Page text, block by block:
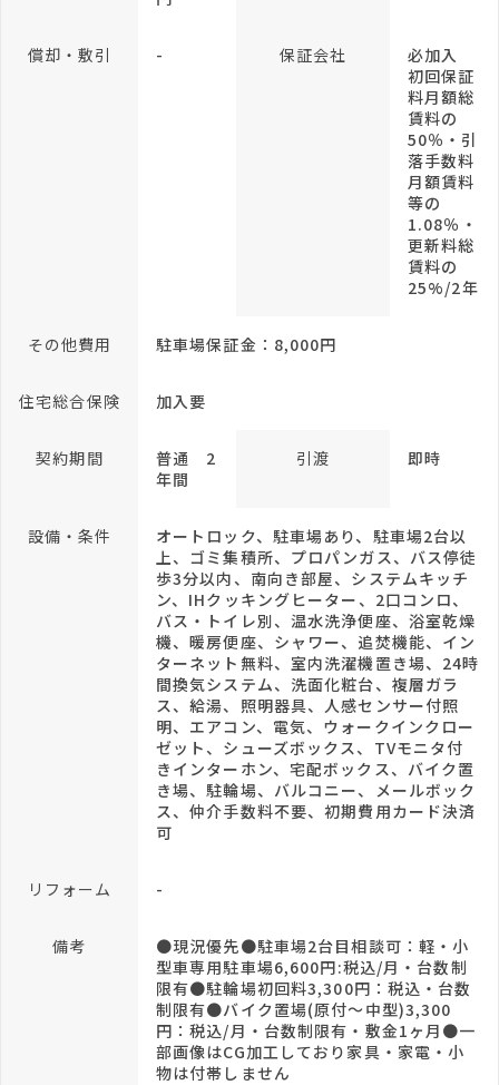
償却・敷引 - 保証会社
必加入
初回保証
料月額総
賃料の
50％・引
落手数料
月額賃料
等の
1.08％・
更新料総
賃料の
25%/2年
その他費用 駐車場保証金：8,000円
住宅総合保険 加入要
契約期間
普通 2
年間
引渡 即時
設備・条件
オートロック、駐車場あり、駐車場2台以
上、ゴミ集積所、プロパンガス、バス停徒
歩3分以内、南向き部屋、システムキッチ
ン、IHクッキングヒーター、2口コンロ、
バス・トイレ別、温水洗浄便座、浴室乾燥
機、暖房便座、シャワー、追焚機能、イン
ターネット無料、室内洗濯機置き場、24時
間換気システム、洗面化粧台、複層ガラ
ス、給湯、照明器具、人感センサー付照
明、エアコン、電気、ウォークインクロー
ゼット、シューズボックス、TVモニタ付
きインターホン、宅配ボックス、バイク置
き場、駐輪場、バルコニー、メールボック
ス、仲介手数料不要、初期費用カード決済
可
リフォーム -
備考
●現況優先●駐車場2台目相談可：軽・小
型車専用駐車場6,600円:税込/月・台数制
限有●駐輪場初回料3,300円：税込・台数
制限有●バイク置場(原付～中型)3,300
円：税込/月・台数制限有・敷金1ヶ月●一
部画像はCG加工しており家具・家電・小
物は付帯しません